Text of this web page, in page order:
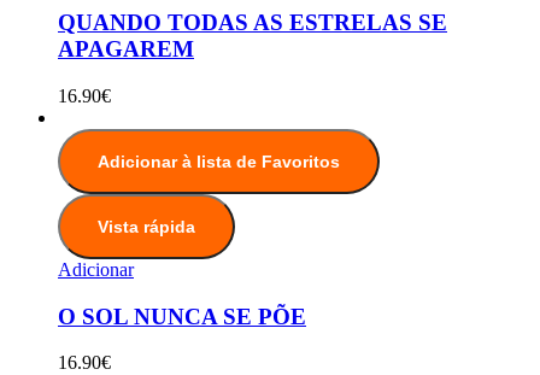
QUANDO TODAS AS ESTRELAS SE
APAGAREM
16.90€
Adicionar à lista de Favoritos
Vista rápida
Adicionar
O SOL NUNCA SE PÕE
16.90€